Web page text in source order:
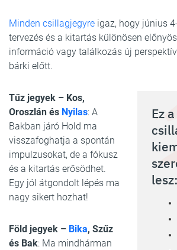
Minden csillagjegyre igaz, hogy június
tervezés és a kitartás különösen
információ vagy találkozás új
bárki előtt.
Ez
lesz:
Tűz jegyek – Kos,
Oroszlán és Nyilas: A
Bakban járó Hold ma
visszafoghatja a spontán
impulzusokat, de a fókusz
és a kitartás erősödhet.
Egy jól átgondolt lépés ma
nagy sikert hozhat!
Föld jegyek – Bika, Szűz
és Bak: Ma mindhárman